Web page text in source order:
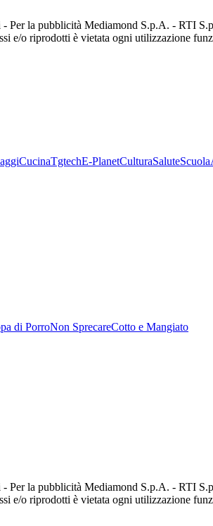
la pubblicità Mediamond S.p.A. - RTI
e/o riprodotti è vietata ogni utilizzazione
CucinaTgtechE-PlanetCulturaSaluteScuola
di PorroNon SprecareCotto e Mangiato
la pubblicità Mediamond S.p.A. - RTI
e/o riprodotti è vietata ogni utilizzazione